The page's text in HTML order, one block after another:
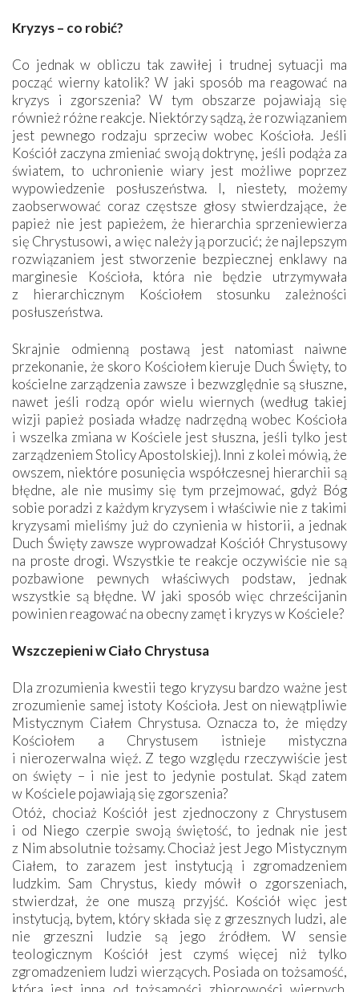
Kryzys – co robić?
Co jednak w obliczu tak zawiłej i trudnej sytuacji ma
począć wierny katolik? W jaki sposób ma reagować na
kryzys i zgorszenia? W tym obszarze pojawiają się
również różne reakcje. Niektórzy sądzą, że rozwiązaniem
jest pewnego rodzaju sprzeciw wobec Kościoła. Jeśli
Kościół zaczyna zmieniać swoją doktrynę, jeśli podąża za
światem, to uchronienie wiary jest możliwe poprzez
wypowiedzenie posłuszeństwa. I, niestety, możemy
zaobserwować coraz częstsze głosy stwierdzające, że
papież nie jest papieżem, że hierarchia sprzeniewierza
się Chrystusowi, a więc należy ją porzucić; że najlepszym
rozwiązaniem jest stworzenie bezpiecznej enklawy na
marginesie Kościoła, która nie będzie utrzymywała
z hierarchicznym Kościołem stosunku zależności
posłuszeństwa.
Skrajnie odmienną postawą jest natomiast naiwne
przekonanie, że skoro Kościołem kieruje Duch Święty, to
kościelne zarządzenia zawsze i bezwzględnie są słuszne,
nawet jeśli rodzą opór wielu wiernych (według takiej
wizji papież posiada władzę nadrzędną wobec Kościoła
i wszelka zmiana w Kościele jest słuszna, jeśli tylko jest
zarządzeniem Stolicy Apostolskiej). Inni z kolei mówią, że
owszem, niektóre posunięcia współczesnej hierarchii są
błędne, ale nie musimy się tym przejmować, gdyż Bóg
sobie poradzi z każdym kryzysem i właściwie nie z takimi
kryzysami mieliśmy już do czynienia w historii, a jednak
Duch Święty zawsze wyprowadzał Kościół Chrystusowy
na proste drogi. Wszystkie te reakcje oczywiście nie są
pozbawione pewnych właściwych podstaw, jednak
wszystkie są błędne. W jaki sposób więc chrześcijanin
powinien reagować na obecny zamęt i kryzys w Kościele?
Wszczepieni w Ciało Chrystusa
Dla zrozumienia kwestii tego kryzysu bardzo ważne jest
zrozumienie samej istoty Kościoła. Jest on ­niewątpliwie
Mistycznym Ciałem Chrystusa. Oznacza to, że między
Kościołem a Chrystusem istnieje mistyczna
i nierozerwalna więź. Z tego względu rzeczywiście jest
on święty – i nie jest to jedynie postulat. Skąd zatem
w Kościele pojawiają się zgorszenia?
Otóż, chociaż Kościół jest zjednoczony z Chrystusem
i od Niego czerpie swoją świętość, to jednak nie jest
z Nim absolutnie tożsamy. Chociaż jest Jego Mistycznym
Ciałem, to zarazem jest instytucją i zgromadzeniem
ludzkim. Sam Chrystus, kiedy mówił o zgorszeniach,
stwierdzał, że one muszą przyjść. Kościół więc jest
instytucją, bytem, który składa się z grzesznych ludzi, ale
nie grzeszni ludzie są jego źródłem. W sensie
teologicznym Kościół jest czymś więcej niż tylko
zgromadzeniem ludzi wierzących. Posiada on tożsamość,